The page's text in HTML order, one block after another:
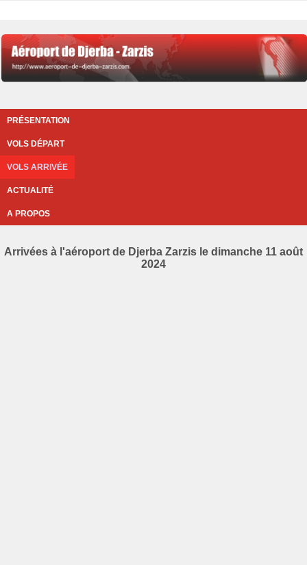
PRÉSENTATION
VOLS DÉPART
VOLS ARRIVÉE
ACTUALITÉ
A PROPOS
Arrivées à l'aéroport de Djerba Zarzis le dimanche 11 août
2024